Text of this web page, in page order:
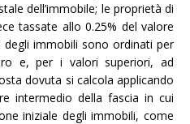
dell’immobile; le proprietà di
tassate allo 0.25% del valore
degli immobili sono ordinati per
e, per i valori superiori, ad
dovuta si calcola applicando
intermedio della fascia in cui
iniziale degli immobili, come